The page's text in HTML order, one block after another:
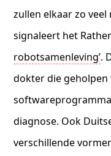
zullen elkaar zo
signaleert het
robotsamenleving’.
dokter die
diagnose. Ook
verschillende